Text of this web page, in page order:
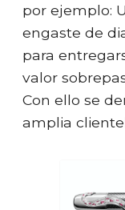
por ejemplo:
engaste de
para
valor
Con ello se
amplia